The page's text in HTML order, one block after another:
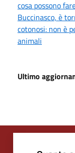
cosa possono
Buccinasco, è
cotonosi: non è
animali
Ultimo